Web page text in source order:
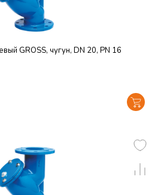
GROSS, чугун, DN 20, PN 16